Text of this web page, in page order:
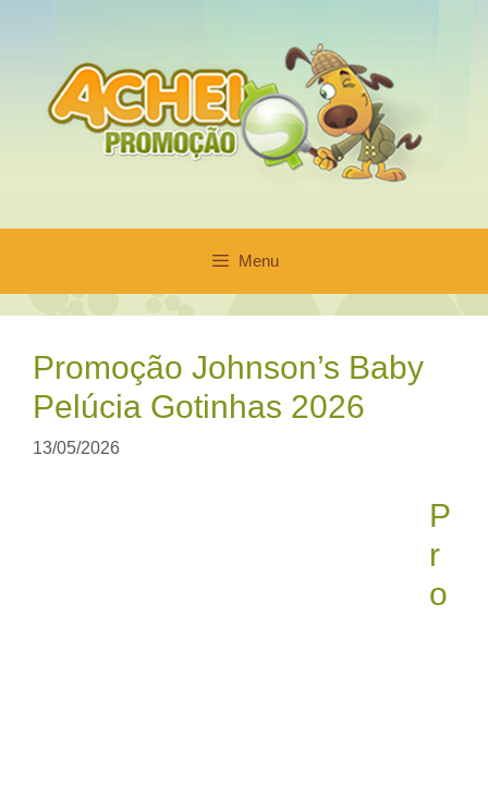
conteúdo
Menu
Promoção Johnson’s Baby
Pelúcia Gotinhas 2026
13/05/2026
P
r
o